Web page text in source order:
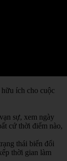
ích cho cuộc
sự, xem ngày
cứ thời điểm nào,
thái biến đổi
thời gian làm